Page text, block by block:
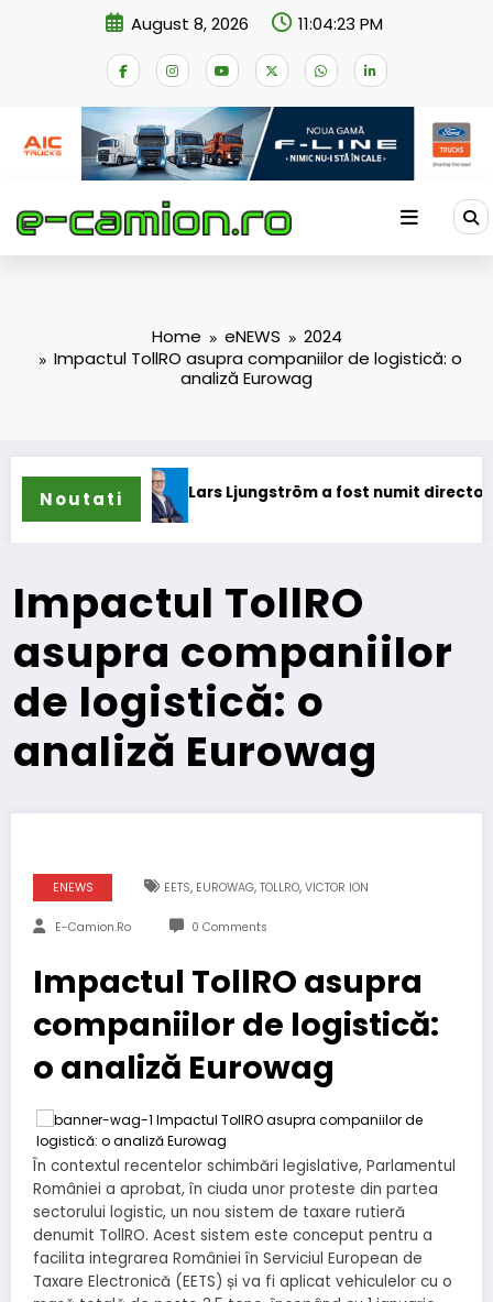
August 8, 2026 11:04:24 PM
Home eNEWS
2024
Impactul TollRO asupra companiilor de logistică: o
analiză Eurowag
Noutati
Lars Ljungström a fost numit director general (CFO)
Impactul TollRO
asupra companiilor
de logistică: o
analiză Eurowag
ENEWS EETS, EUROWAG, TOLLRO, VICTOR ION
E-Camion.ro 0 Comments
Impactul TollRO asupra
companiilor de logistică:
o analiză Eurowag
În contextul recentelor schimbări legislative, Parlamentul
României a aprobat, în ciuda unor proteste din partea
sectorului logistic, un nou sistem de taxare rutieră
denumit TollRO. Acest sistem este conceput pentru a
facilita integrarea României în Serviciul European de
Taxare Electronică (EETS) și va fi aplicat vehiculelor cu o